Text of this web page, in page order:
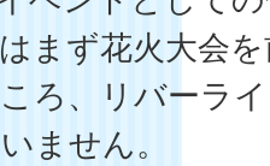
まず花火大会
ろ、リバーラ
ません。